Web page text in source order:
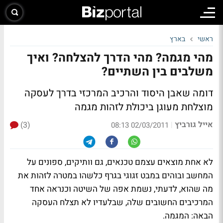
ראשי בארץ
מהי מגמה? מהי הדרך להצלחה? ואיך
משלבים בין השתיים?
דומה שאבן היסוד והרכיב המרכזי בדרך לעסקה
מוצלחת מעוגן ביכולת לזהות מגמה
אייל גורביץ |
02/03/2011 08:13
(3)
לא אחת מוצאים עצמם טכנאים, גם וותיקים, ספונים על
המחשב ובוהים במבט זגוגי בגרף כלשהו במטרה לזהות את
מה שהוא, לדעתי, נשמת אפה של השיטה וכנראה אחד
המרכיבים החשובים שלה, שבלעדיו לא תצלח העסקה
הבאה: המגמה.